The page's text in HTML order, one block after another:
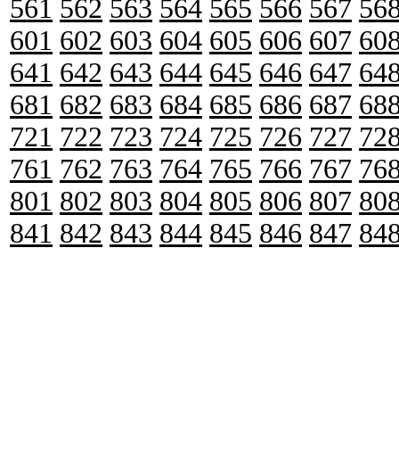
561 562 563 564 565 566 567
601 602 603 604 605 606 607
641 642 643 644 645 646 647
681 682 683 684 685 686 687
721 722 723 724 725 726 727
761 762 763 764 765 766 767
801 802 803 804 805 806 807
841 842 843 844 845 846 847